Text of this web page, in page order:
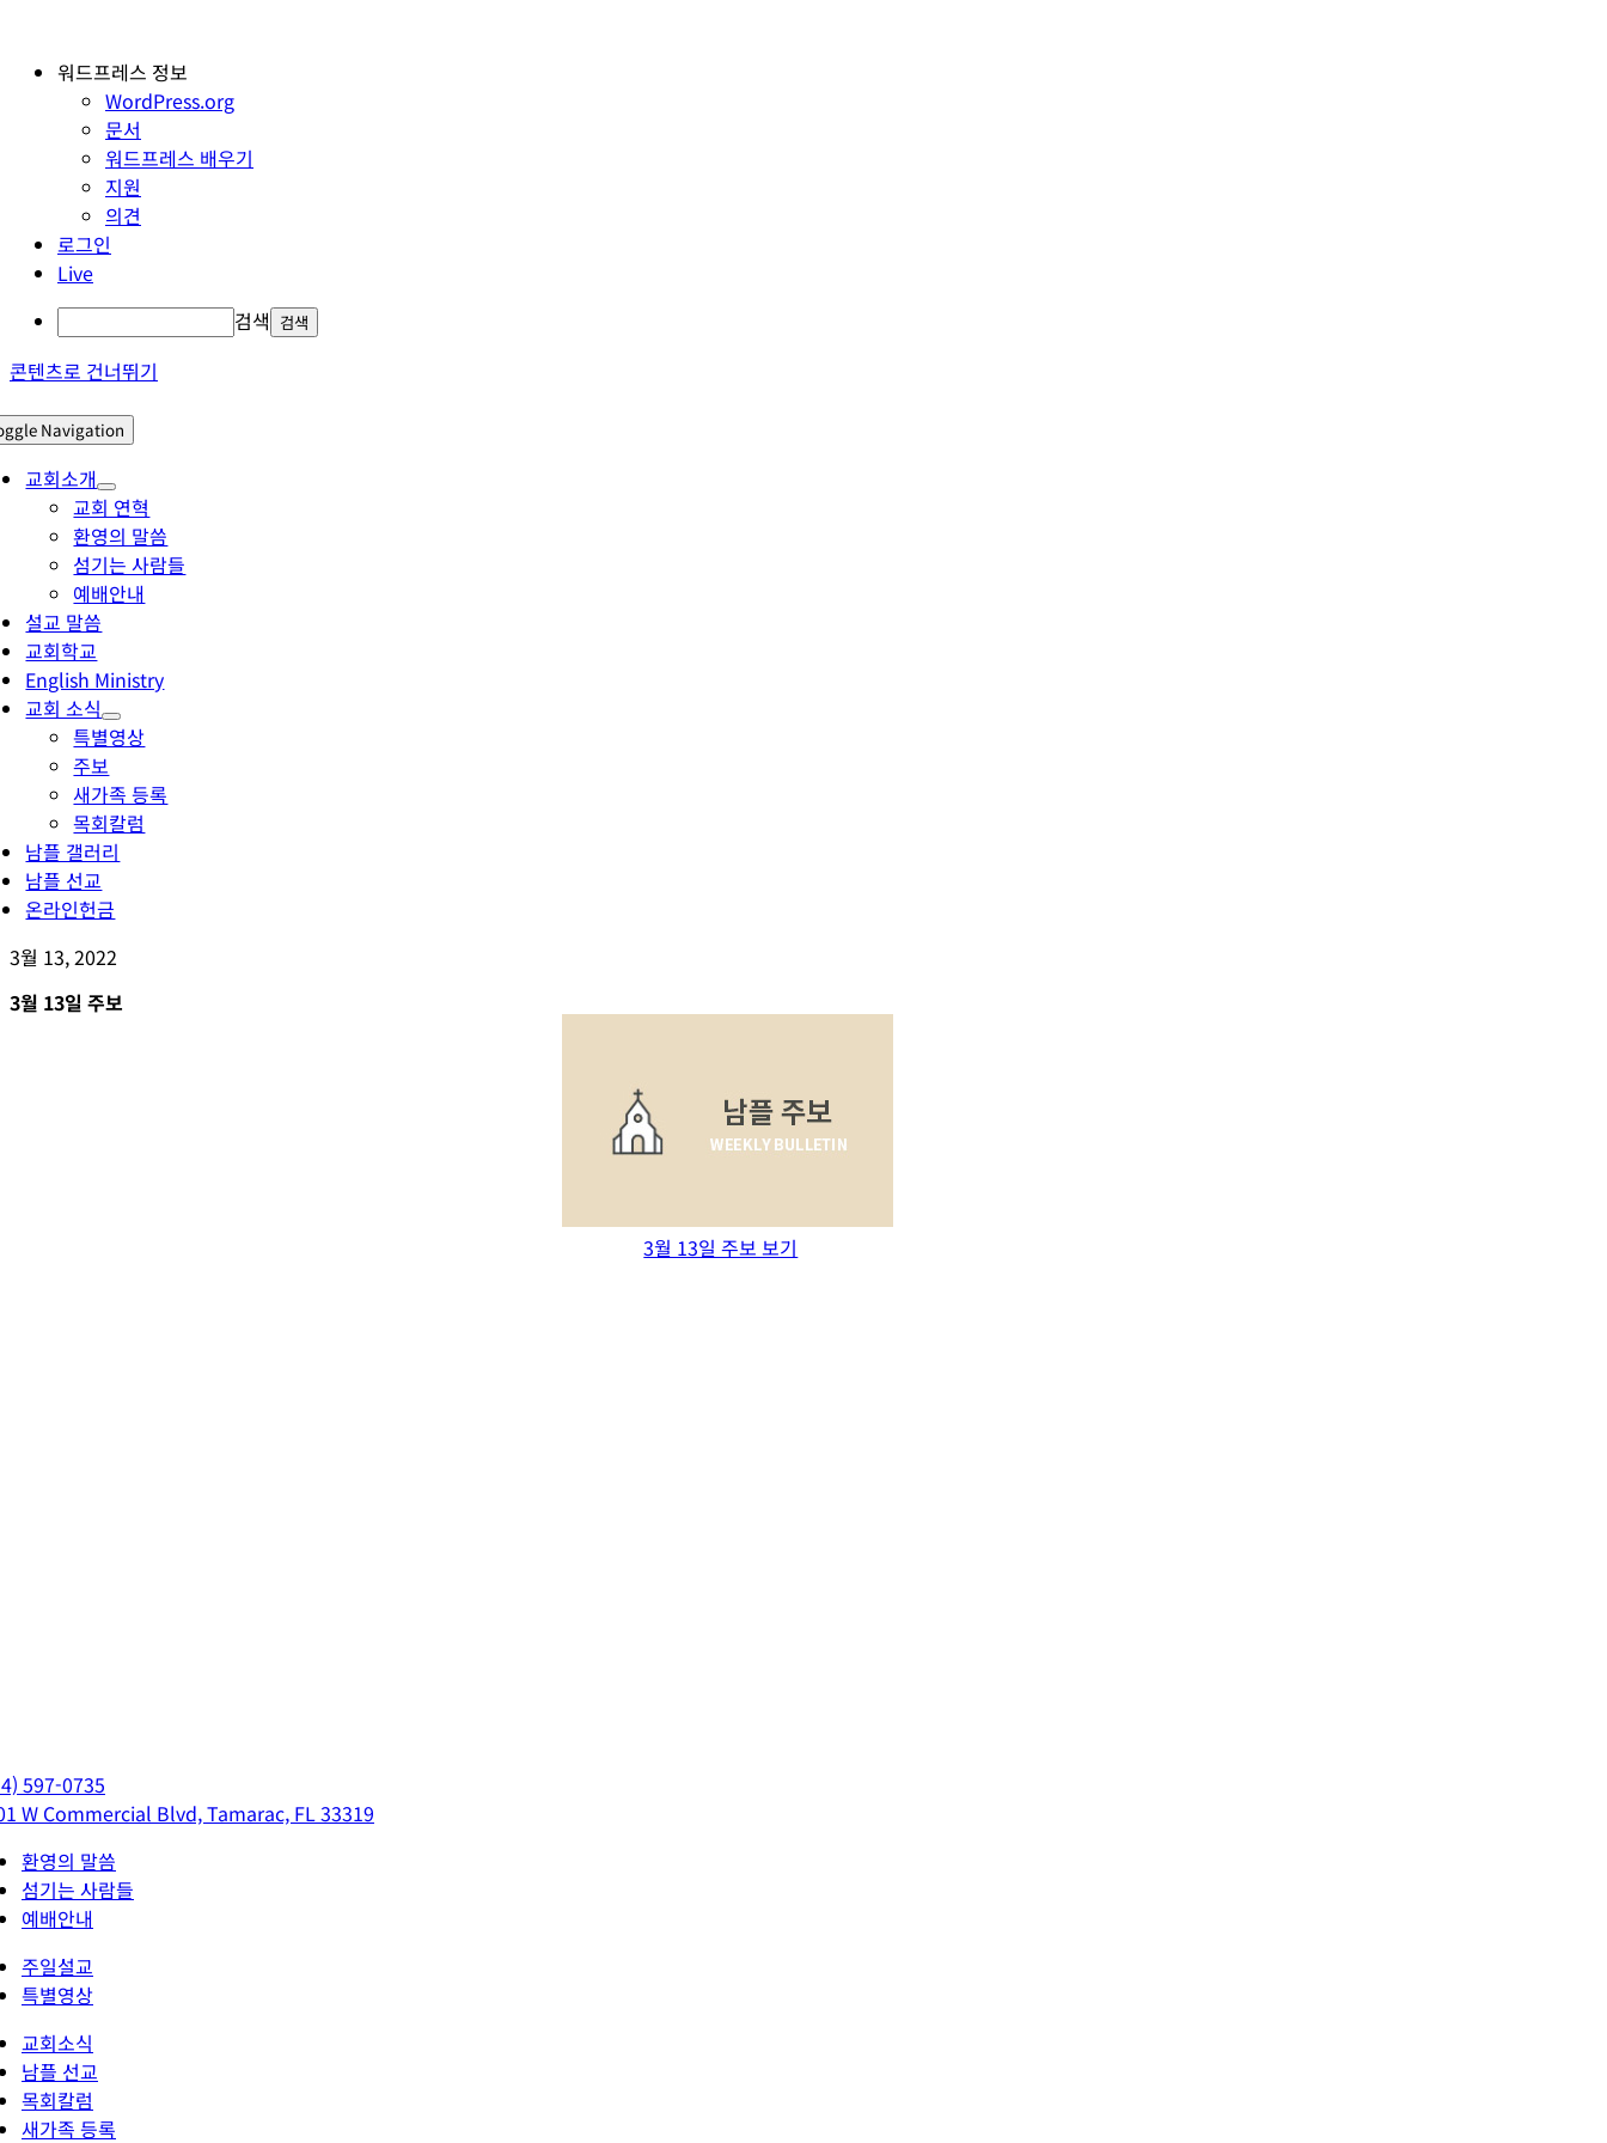
워드프레스 정보
WordPress.org
문서
워드프레스 배우기
지원
의견
로그인
Live
검색
콘텐츠로 건너뛰기
Navigation
교회소개
교회 연혁
환영의 말씀
섬기는 사람들
예배안내
설교 말씀
교회학교
English Ministry
교회 소식
특별영상
주보
새가족 등록
목회칼럼
남플 갤러리
남플 선교
온라인헌금
3월 13, 2022
3월 13일 주보
3월 13일 주보 보기
597-0735
W Commercial Blvd, Tamarac, FL 33319
환영의 말씀
섬기는 사람들
예배안내
주일설교
특별영상
교회소식
남플 선교
목회칼럼
새가족 등록